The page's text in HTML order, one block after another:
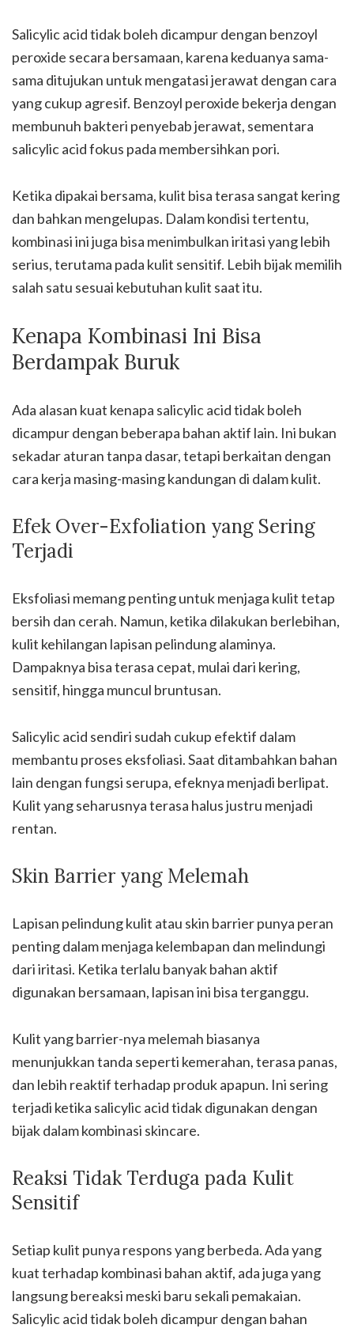
Salicylic acid tidak boleh dicampur dengan benzoyl
peroxide secara bersamaan, karena keduanya sama-
sama ditujukan untuk mengatasi jerawat dengan cara
yang cukup agresif. Benzoyl peroxide bekerja dengan
membunuh bakteri penyebab jerawat, sementara
salicylic acid fokus pada membersihkan pori.
Ketika dipakai bersama, kulit bisa terasa sangat kering
dan bahkan mengelupas. Dalam kondisi tertentu,
kombinasi ini juga bisa menimbulkan iritasi yang lebih
serius, terutama pada kulit sensitif. Lebih bijak memilih
salah satu sesuai kebutuhan kulit saat itu.
Kenapa Kombinasi Ini Bisa
Berdampak Buruk
Ada alasan kuat kenapa salicylic acid tidak boleh
dicampur dengan beberapa bahan aktif lain. Ini bukan
sekadar aturan tanpa dasar, tetapi berkaitan dengan
cara kerja masing-masing kandungan di dalam kulit.
Efek Over-Exfoliation yang Sering
Terjadi
Eksfoliasi memang penting untuk menjaga kulit tetap
bersih dan cerah. Namun, ketika dilakukan berlebihan,
kulit kehilangan lapisan pelindung alaminya.
Dampaknya bisa terasa cepat, mulai dari kering,
sensitif, hingga muncul bruntusan.
Salicylic acid sendiri sudah cukup efektif dalam
membantu proses eksfoliasi. Saat ditambahkan bahan
lain dengan fungsi serupa, efeknya menjadi berlipat.
Kulit yang seharusnya terasa halus justru menjadi
rentan.
Skin Barrier yang Melemah
Lapisan pelindung kulit atau skin barrier punya peran
penting dalam menjaga kelembapan dan melindungi
dari iritasi. Ketika terlalu banyak bahan aktif
digunakan bersamaan, lapisan ini bisa terganggu.
Kulit yang barrier-nya melemah biasanya
menunjukkan tanda seperti kemerahan, terasa panas,
dan lebih reaktif terhadap produk apapun. Ini sering
terjadi ketika salicylic acid tidak digunakan dengan
bijak dalam kombinasi skincare.
Reaksi Tidak Terduga pada Kulit
Sensitif
Setiap kulit punya respons yang berbeda. Ada yang
kuat terhadap kombinasi bahan aktif, ada juga yang
langsung bereaksi meski baru sekali pemakaian.
Salicylic acid tidak boleh dicampur dengan bahan